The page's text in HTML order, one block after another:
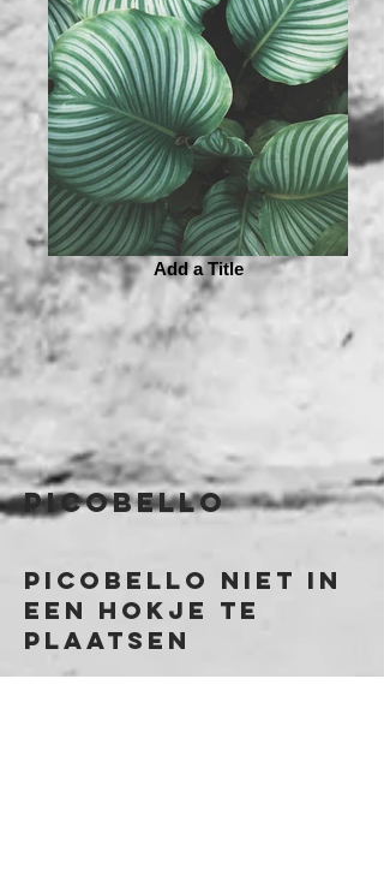
Add a Title
PicoBello
PicoBello niet in
een hokje te
plaatsen